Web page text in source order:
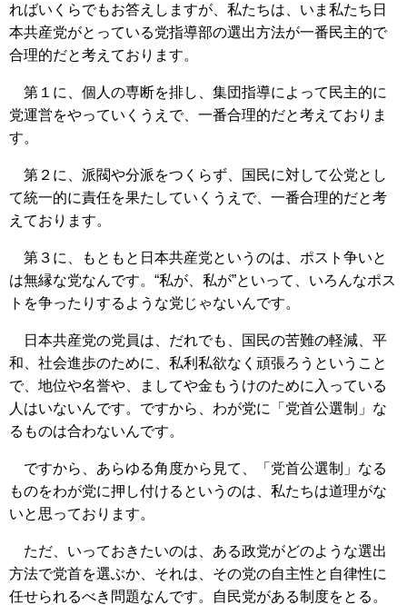
ればいくらでもお答えしますが、私たちは、いま私たち日
本共産党がとっている党指導部の選出方法が一番民主的で
合理的だと考えております。
第１に、個人の専断を排し、集団指導によって民主的に
党運営をやっていくうえで、一番合理的だと考えておりま
す。
第２に、派閥や分派をつくらず、国民に対して公党とし
て統一的に責任を果たしていくうえで、一番合理的だと考
えております。
第３に、もともと日本共産党というのは、ポスト争いと
は無縁な党なんです。“私が、私が”といって、いろんなポス
トを争ったりするような党じゃないんです。
日本共産党の党員は、だれでも、国民の苦難の軽減、平
和、社会進歩のために、私利私欲なく頑張ろうということ
で、地位や名誉や、ましてや金もうけのために入っている
人はいないんです。ですから、わが党に「党首公選制」な
るものは合わないんです。
ですから、あらゆる角度から見て、「党首公選制」なる
ものをわが党に押し付けるというのは、私たちは道理がな
いと思っております。
ただ、いっておきたいのは、ある政党がどのような選出
方法で党首を選ぶか、それは、その党の自主性と自律性に
任せられるべき問題なんです。自民党がある制度をとる。